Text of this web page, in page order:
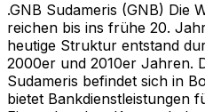
.GNB Sudameris (GNB) Die
reichen bis ins frühe 20.
heutige Struktur entstand
2000er und 2010er Jahren.
Sudameris befindet sich in
bietet Bankdienstleistungen